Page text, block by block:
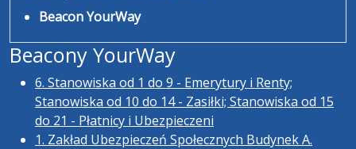
Beacon YourWay
Beacony YourWay
6. Stanowiska od 1 do 9 - Emerytury i Renty;
Stanowiska od 10 do 14 - Zasiłki; Stanowiska od 15
do 21 - Płatnicy i Ubezpieczeni
1. Zakład Ubezpieczeń Społecznych Budynek A.